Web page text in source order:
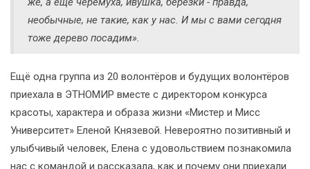
необычные, не такие, как у нас. И мы с вами сегодня
тоже дерево посадим».
Ещё одна группа из 20 волонтёров и будущих волонтёров
приехала в ЭТНОМИР вместе с директором конкурса
красоты, характера и образа жизни «Мистер и Мисс
Университет» Еленой Князевой. Невероятно позитивный и
улыбчивый человек, Елена с удовольствием познакомила